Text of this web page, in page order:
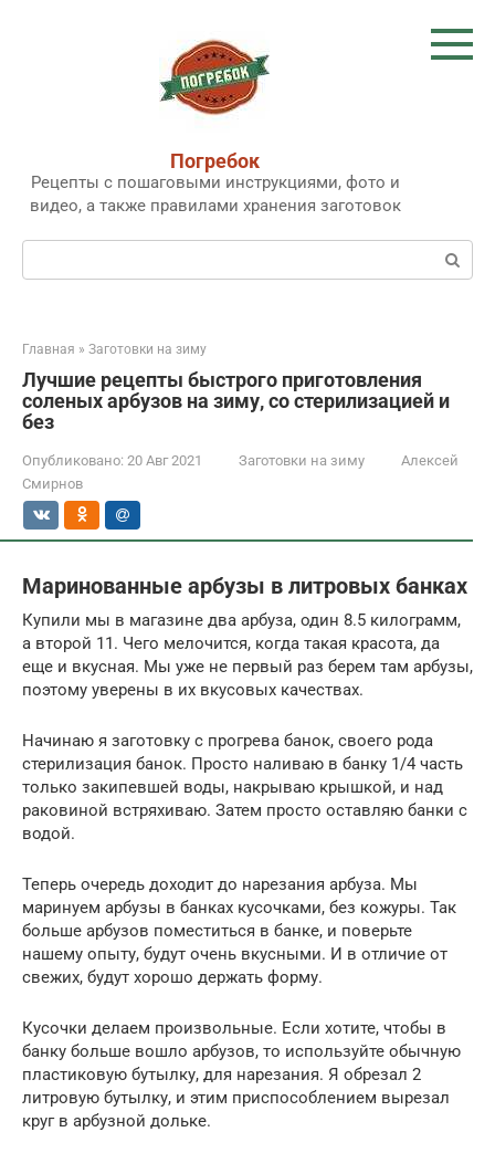
Погребок
Рецепты с пошаговыми инструкциями, фото и
видео, а также правилами хранения заготовок
Поиск:
Главная » Заготовки на зиму
Лучшие рецепты быстрого приготовления
соленых арбузов на зиму, со стерилизацией и
без
Опубликовано: 20 Авг 2021 Заготовки на зиму
Алексей
Смирнов
Маринованные арбузы в литровых банках
Купили мы в магазине два арбуза, один 8.5 килограмм,
а второй 11. Чего мелочится, когда такая красота, да
еще и вкусная. Мы уже не первый раз берем там арбузы,
поэтому уверены в их вкусовых качествах.
Начинаю я заготовку с прогрева банок, своего рода
стерилизация банок. Просто наливаю в банку 1/4 часть
только закипевшей воды, накрываю крышкой, и над
раковиной встряхиваю. Затем просто оставляю банки с
водой.
Теперь очередь доходит до нарезания арбуза. Мы
маринуем арбузы в банках кусочками, без кожуры. Так
больше арбузов поместиться в банке, и поверьте
нашему опыту, будут очень вкусными. И в отличие от
свежих, будут хорошо держать форму.
Кусочки делаем произвольные. Если хотите, чтобы в
банку больше вошло арбузов, то используйте обычную
пластиковую бутылку, для нарезания. Я обрезал 2
литровую бутылку, и этим приспособлением вырезал
круг в арбузной дольке.